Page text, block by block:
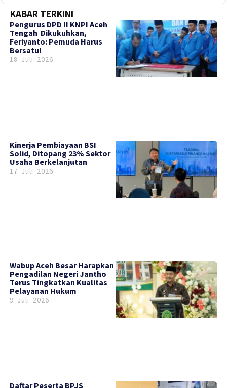
KABAR TERKINI
‎Pengurus DPD II KNPI Aceh
Tengah Dikukuhkan,
Feriyanto: Pemuda Harus
Bersatu!
18 Juli 2026
Kinerja Pembiayaan BSI
Solid, Ditopang 23% Sektor
Usaha Berkelanjutan
17 Juli 2026
Wabup Aceh Besar Harapkan
Pengadilan Negeri Jantho
Terus Tingkatkan Kualitas
Pelayanan Hukum
9 Juli 2026
Daftar Peserta BPJS